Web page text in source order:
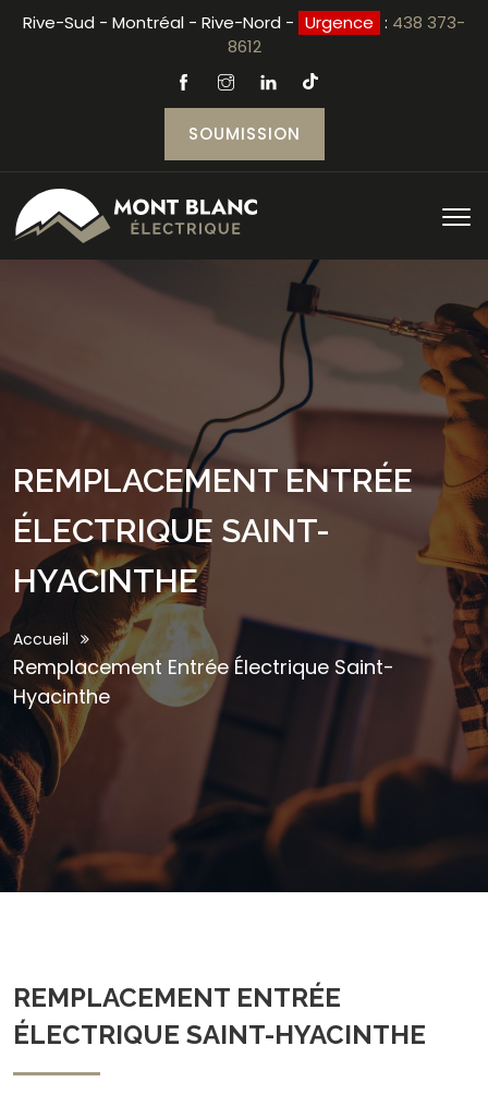
Rive-Sud - Montréal - Rive-Nord - Urgence : 438 373-
8612
SOUMISSION
REMPLACEMENT ENTRÉE
ÉLECTRIQUE SAINT-
HYACINTHE
Accueil
Remplacement Entrée Électrique Saint-
Hyacinthe
REMPLACEMENT ENTRÉE
ÉLECTRIQUE SAINT-HYACINTHE